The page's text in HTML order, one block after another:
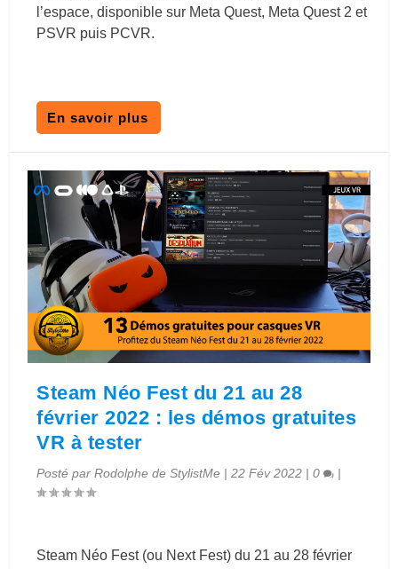
l’espace, disponible sur Meta Quest, Meta Quest 2 et
PSVR puis PCVR.
En savoir plus
Steam Néo Fest du 21 au 28
février 2022 : les démos gratuites
VR à tester
Posté parRodolphe de StylistMe |22 Fév 2022 |0 |
Steam Néo Fest (ou Next Fest) du 21 au 28 février